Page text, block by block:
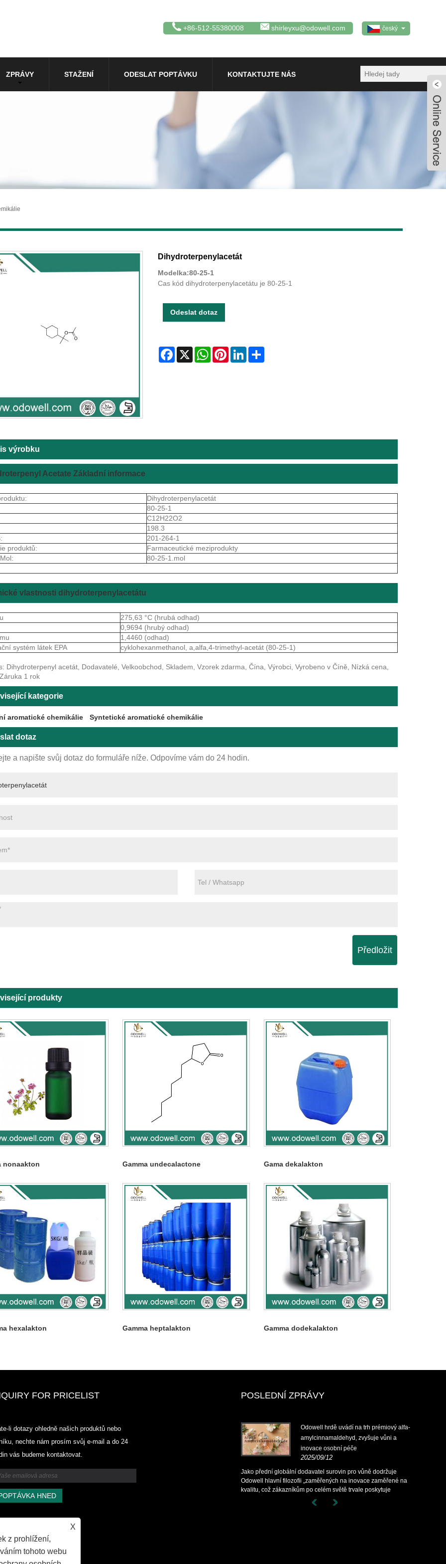
český
+86-512-55380008 shirleyxu@odowell.com
ZPRÁVY STAŽENÍ ODESLAT POPTÁVKU KONTAKTUJTE NÁS
Dihydroterpenylacetát
Modelka:80-25-1
Cas kód dihydroterpenylacetátu je 80-25-1
Odeslat dotaz
Facebook
X WhatsAppPinterestLinkedInShare
výrobku
Acetate Základní informace
Dihydroterpenylacetát
80-25-1
C12H22O2
198.3
201-264-1
produktů:
Farmaceutické meziprodukty
80-25-1.mol
vlastnosti dihydroterpenylacetátu
275,63 °C (hrubá odhad)
0,9694 (hrubý odhad)
1,4460 (odhad)
systém látek EPA
cyklohexanmethanol, a,alfa,4-trimethyl-acetát (80-25-1)
Dihydroterpenyl acetát, Dodavatelé, Velkoobchod, Skladem, Vzorek zdarma, Čína, Výrobci, Vyrobeno v Číně, Nízká cena,
1 rok
kategorie
aromatické chemikálie Syntetické aromatické chemikálie
dotaz
a napište svůj dotaz do formuláře níže. Odpovíme vám do 24 hodin.
Předložit
produkty
nonaakton Gamma undecalactone Gama dekalakton
hexalakton Gamma heptalakton Gamma dodekalakton
FOR PRICELIST
li dotazy ohledně našich produktů nebo
nechte nám prosím svůj e-mail a do 24
vás budeme kontaktovat.
POSLEDNÍ ZPRÁVY
2025.07.25
Odowell hrdě uvádí na trh prémiový alfa-
amylcinnamaldehyd, zvyšuje vůni a
inovace osobní péče
2025/09/12
Jako přední globální dodavatel surovin pro vůně dodržuje
Odowell hlavní filozofii „zaměřených na inovace zaměřené na
kvalitu, což zákazníkům po celém světě trvale poskytuje
X
z prohlížení,
tohoto webu